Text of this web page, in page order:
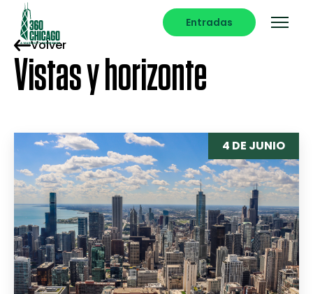
Entradas
Volver
Vistas y horizonte
4 DE JUNIO